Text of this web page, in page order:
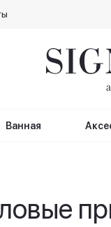
Ванная